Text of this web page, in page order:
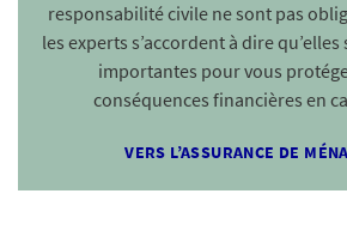
responsabilité civile ne sont pas
les experts s’accordent à dire
importantes pour vous
conséquences financières en
VERS L’ASSURANCE DE